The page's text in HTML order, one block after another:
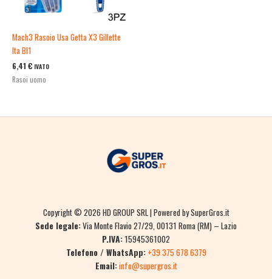
Mach3 Rasoio Usa Getta X3 Gillette
Ita Bl1
6,41 € IVATO
Rasoi uomo
Copyright © 2026 HD GROUP SRL | Powered by SuperGros.it
Sede legale:Via Monte Flavio 27/29, 00131 Roma (RM) – Lazio
P.IVA:15945361002
Telefono / WhatsApp: +39 375 678 6379
Email:info@supergros.it